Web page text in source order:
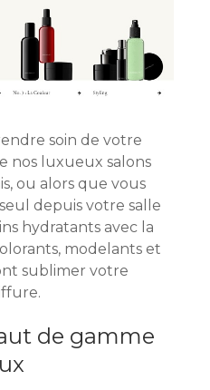
soin de votre
nos luxueux salons
ou alors que vous
depuis votre salle
hydratants avec la
modelants et
sublimer votre
de gamme